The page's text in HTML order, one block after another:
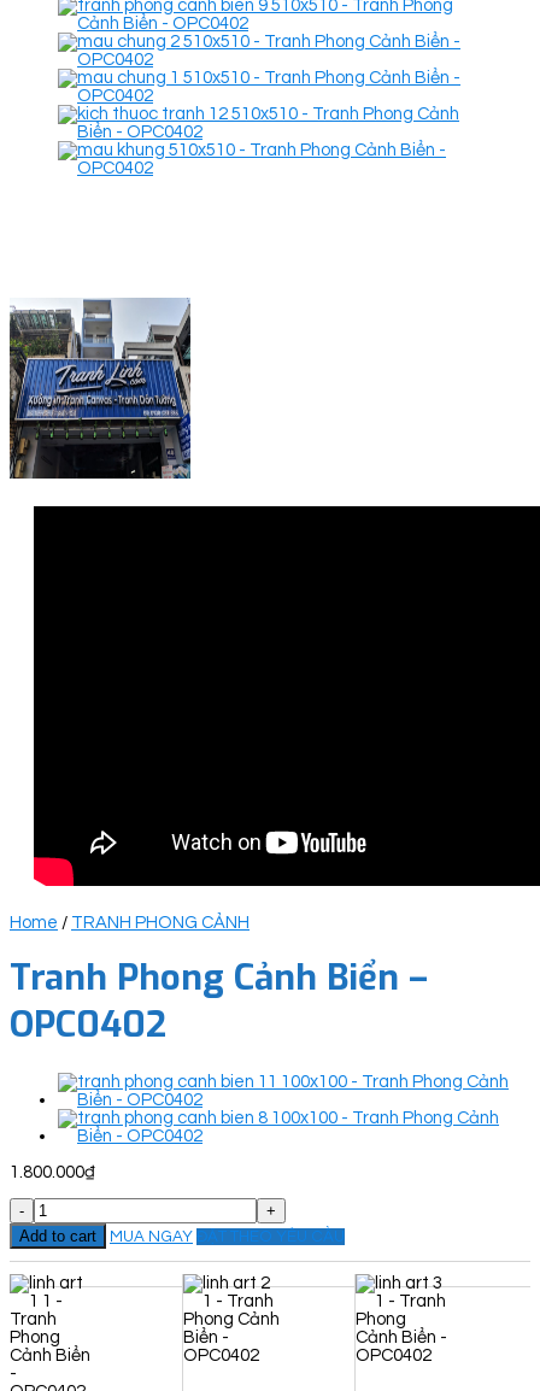
Home / TRANH PHONG CẢNH
Tranh Phong Cảnh Biển –
OPC0402
1.800.000₫
Tranh
Phong
Cảnh
Biển
-
OPC0402
quantity
Add to cart MUA NGAY ĐẶT THEO YÊU CẦU